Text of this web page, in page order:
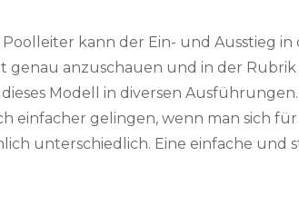
kann der Ein- und Ausstieg
genau anzuschauen und in der
Modell in diversen
einfacher gelingen, wenn man sich
unterschiedlich. Eine einfache